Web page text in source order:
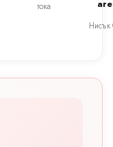
тока
Нисък